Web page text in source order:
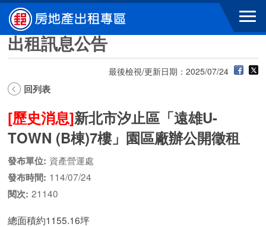
跳到主要內容區塊
出租訊息公告
最後檢視/更新日期：2025/07/24
回列表
[歷史消息]新北市汐止區「遠雄U-
TOWN (B棟)7樓」園區廠辦公開徵租
發布單位: 資產營運處
發布時間: 114/07/24
閱次: 21140
總面積約1155.16坪